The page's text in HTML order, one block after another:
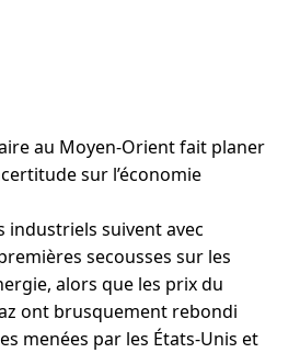
au Moyen-Orient fait planer
sur l’économie
industriels suivent avec
secousses sur les
alors que les prix du
ont brusquement rebondi
menées par les États-Unis et